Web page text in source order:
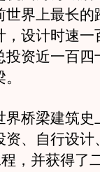
界上最长的
设计时速一
资近一百四
桥梁建筑史
、自行设计
，并获得了